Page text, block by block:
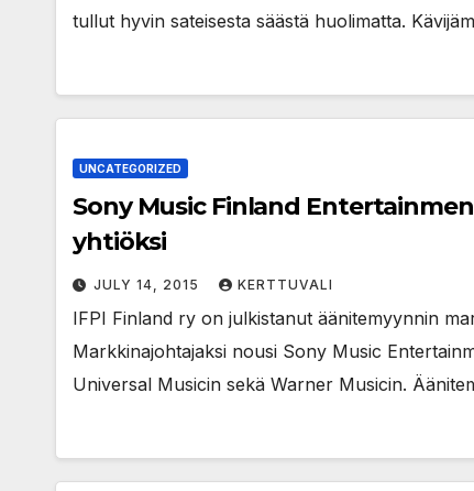
tullut hyvin sateisesta säästä huolimatta.
UNCATEGORIZED
Sony Music Finland
yhtiöksi
JULY 14, 2015 KERTTUVALI
IFPI Finland ry on julkistanut äänitemyynnin
Markkinajohtajaksi nousi Sony Music
Universal Musicin sekä Warner Musicin.